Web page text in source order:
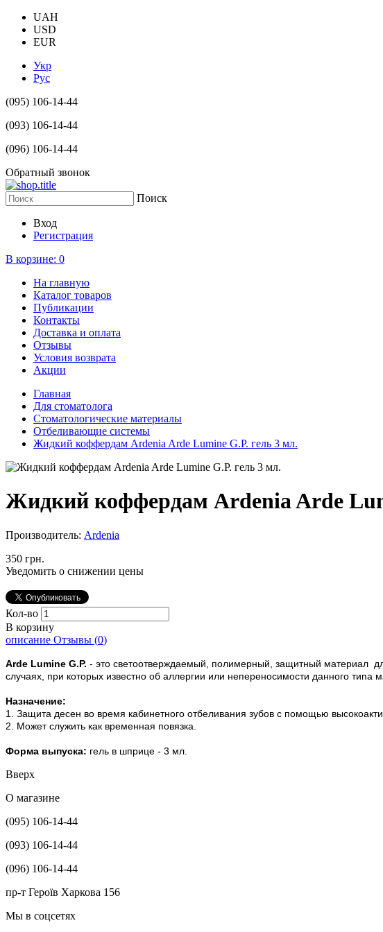
UAH
USD
EUR
Укр
Рус
(095) 106-14-44
(093) 106-14-44
(096) 106-14-44
Обратный звонок
Поиск
Вход
Регистрация
В корзине: 0
На главную
Каталог товаров
Публикации
Контакты
Доставка и оплата
Отзывы
Условия возврата
Акции
Главная
Для стоматолога
Стоматологические материалы
Отбеливающие системы
Жидкий коффердам Ardenia Arde Lumine G.P. гель 3 мл.
Жидкий коффердам Ardenia Arde
Производитель: Ardenia
350 грн.
Уведомить о снижении цены
Кол-во
В корзину
описание Отзывы (0)
Arde Lumine G.P. - это светоотверждаемый, полимерный, защитный материал
случаях, при которых известно об аллергии или непереносимости данного типа
Назначение:
1. Защита десен во время кабинетного отбеливания зубов с помощью
2. Может служить как временная повязка.
Форма выпуска: гель в шприце - 3 мл.
Вверх
О магазине
(095) 106-14-44
(093) 106-14-44
(096) 106-14-44
пр-т Героїв Харкова 156
Мы в соцсетях